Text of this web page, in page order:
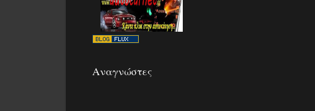
Αναγνώστες